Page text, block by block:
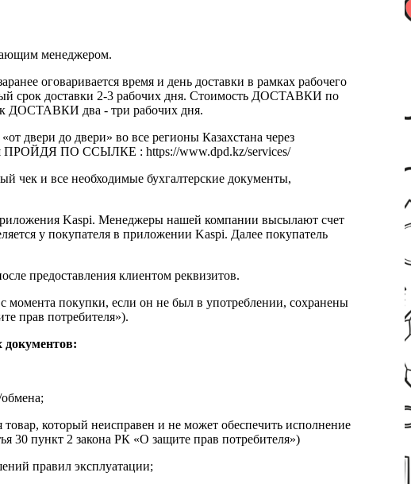
менеджером.
оговаривается время и день доставки в рамках рабочего
срок доставки 2-3 рабочих дня. Стоимость ДОСТАВКИ по
ДОСТАВКИ два - три рабочих дня.
двери до двери» во все регионы Казахстана через
ПРОЙДЯ ПО ССЫЛКЕ : https://www.dpd.kz/services/
чек и все необходимые бухгалтерские документы,
Kaspi. Менеджеры нашей компании высылают счет
у покупателя в приложении Kaspi. Далее покупатель
предоставления клиентом реквизитов.
момента покупки, если он не был в употреблении, сохранены
прав потребителя»).
документов:
товар, который неисправен и не может обеспечить исполнение
30 пункт 2 закона РК «О защите прав потребителя»)
правил эксплуатации;